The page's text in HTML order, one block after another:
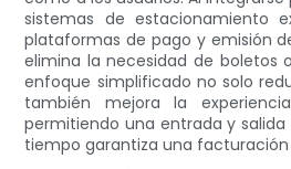
sistemas de estacionamiento
plataformas de pago y emisión
elimina la necesidad de boletos
enfoque simplificado no solo
también mejora la
permitiendo una entrada y
tiempo garantiza una facturación